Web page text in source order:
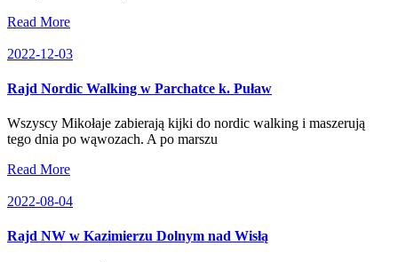
Read More
2022-12-03
Rajd Nordic Walking w Parchatce k. Puław
Wszyscy Mikołaje zabierają kijki do nordic walking i maszerują
tego dnia po wąwozach. A po marszu
Read More
2022-08-04
Rajd NW w Kazimierzu Dolnym nad Wisłą